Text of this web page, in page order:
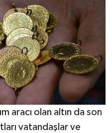
aracı olan altın da son
vatandaşlar ve